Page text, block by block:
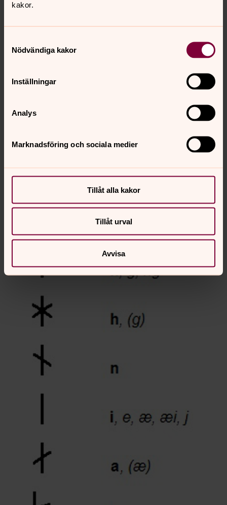
kakor.
Nödvändiga kakor
Inställningar
Analys
Marknadsföring och sociala medier
Tillåt alla kakor
Tillåt urval
Avvisa